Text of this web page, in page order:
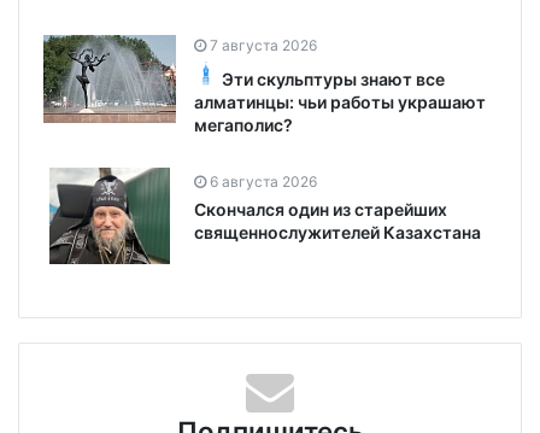
7 августа 2026
Эти скульптуры знают все
алматинцы: чьи работы украшают
мегаполис?
6 августа 2026
Скончался один из старейших
священнослужителей Казахстана